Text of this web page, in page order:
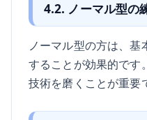
4.2. ノーマル型の
ノーマル型の方は、
することが効果的です
技術を磨くことが重要